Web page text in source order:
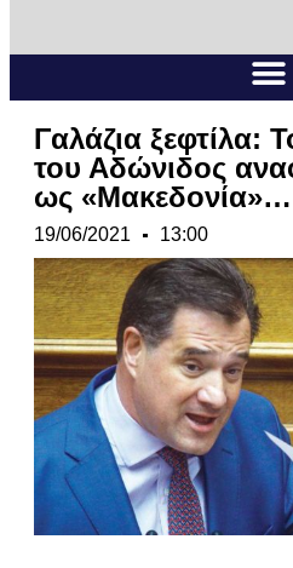
Γαλάζια ξεφτίλα:
του Αδώνιδος
ως «Μακεδονία»…
19/06/2021 13:00